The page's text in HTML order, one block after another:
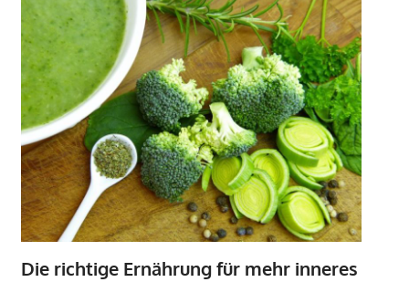
Die richtige Ernährung für mehr inneres